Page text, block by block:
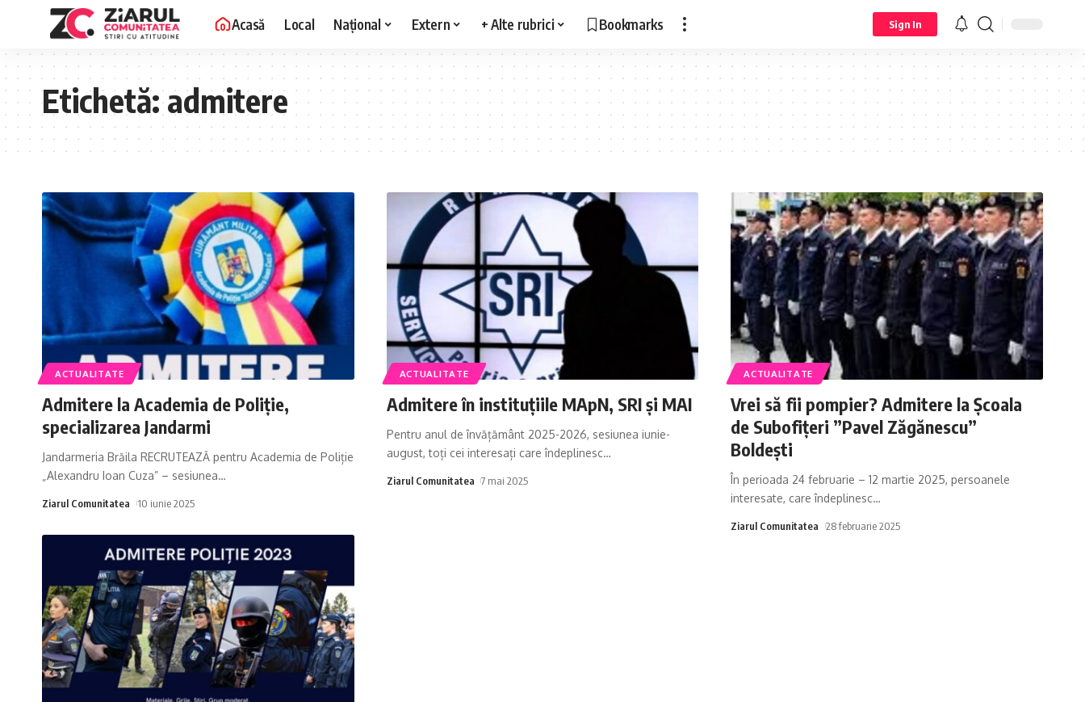
Acasă Local Național Extern + Alte rubrici Bookmarks Sign In
Etichetă:admitere
ACTUALITATE
Admitere la Academia de Poliție,
specializarea Jandarmi
Jandarmeria Brăila RECRUTEAZĂ pentru Academia de Poliție
„Alexandru Ioan Cuza” – sesiunea…
Ziarul Comunitatea 10 iunie 2025
ACTUALITATE
Admitere în instituțiile MApN, SRI și MAI
Pentru anul de învățământ 2025-2026, sesiunea iunie-
august, toți cei interesați care îndeplinesc…
Ziarul Comunitatea 7 mai 2025
ACTUALITATE
Vrei să fii pompier? Admitere la Școala
de Subofițeri ”Pavel Zăgănescu”
Boldești
În perioada 24 februarie – 12 martie 2025, persoanele
interesate, care îndeplinesc…
Ziarul Comunitatea 28 februarie 2025